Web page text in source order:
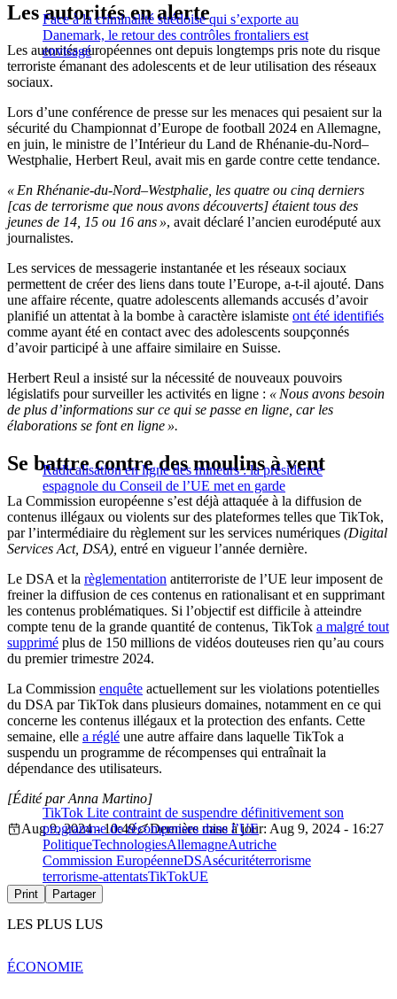
Face à la criminalité suédoise qui s’exporte au
Danemark, le retour des contrôles frontaliers est
envisagé
Les autorités en alerte
Les autorités européennes ont depuis longtemps pris note du risque
terroriste émanant des adolescents et de leur utilisation des réseaux
sociaux.
Lors d’une conférence de presse sur les menaces qui pesaient sur la
sécurité du Championnat d’Europe de football 2024 en Allemagne,
en juin, le ministre de l’Intérieur du Land de Rhénanie-du-Nord–
Westphalie, Herbert Reul, avait mis en garde contre cette tendance.
« En Rhénanie-du-Nord–Westphalie, les quatre ou cinq derniers
[cas de terrorisme que nous avons découverts] étaient tous des
jeunes de 14, 15 ou 16 ans », avait déclaré l’ancien eurodéputé aux
journalistes.
Les services de messagerie instantanée et les réseaux sociaux
permettent de créer des liens dans toute l’Europe, a-t-il ajouté. Dans
une affaire récente, quatre adolescents allemands accusés d’avoir
planifié un attentat à la bombe à caractère islamiste ont été identifiés
comme ayant été en contact avec des adolescents soupçonnés
d’avoir participé à une affaire similaire en Suisse.
Herbert Reul a insisté sur la nécessité de nouveaux pouvoirs
législatifs pour surveiller les activités en ligne : « Nous avons besoin
de plus d’informations sur ce qui se passe en ligne, car les
élaborations se font en ligne ».
Radicalisation en ligne des mineurs : la présidence
espagnole du Conseil de l’UE met en garde
Se battre contre des moulins à vent
La Commission européenne s’est déjà attaquée à la diffusion de
contenus illégaux ou violents sur des plateformes telles que TikTok,
par l’intermédiaire du règlement sur les services numériques (Digital
Services Act, DSA), entré en vigueur l’année dernière.
Le DSA et la règlementation antiterroriste de l’UE leur imposent de
freiner la diffusion de ces contenus en rationalisant et en supprimant
les contenus problématiques. Si l’objectif est difficile à atteindre
compte tenu de la grande quantité de contenus, TikTok a malgré tout
supprimé plus de 150 millions de vidéos douteuses rien qu’au cours
du premier trimestre 2024.
La Commission enquête actuellement sur les violations potentielles
du DSA par TikTok dans plusieurs domaines, notamment en ce qui
concerne les contenus illégaux et la protection des enfants. Cette
semaine, elle a réglé une autre affaire dans laquelle TikTok a
suspendu un programme de récompenses qui entraînait la
dépendance des utilisateurs.
TikTok Lite contraint de suspendre définitivement son
programme de récompenses dans l’UE
[Édité par Anna Martino]
Aug 9, 2024 - 10:49
Dernière mise à jour: Aug 9, 2024 - 16:27
PolitiqueTechnologiesAllemagneAutriche
Commission EuropéenneDSAsécuritéterrorisme
terrorisme-attentatsTikTokUE
Print Partager
LES PLUS LUS
ÉCONOMIE